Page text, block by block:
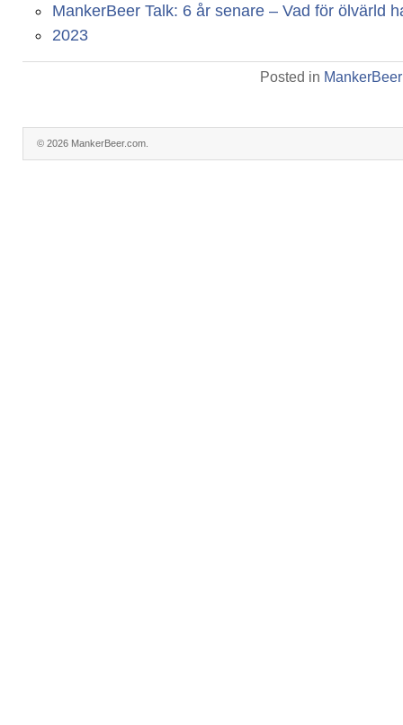
MankerBeer Talk: 6 år senare – Vad för ölvärld
2023
Posted in
© 2026 MankerBeer.com.